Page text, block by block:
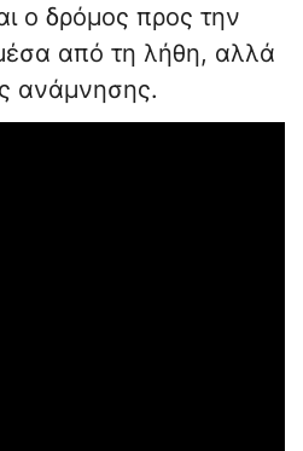
ο δρόμος προς την
από τη λήθη, αλλά
ανάμνησης.